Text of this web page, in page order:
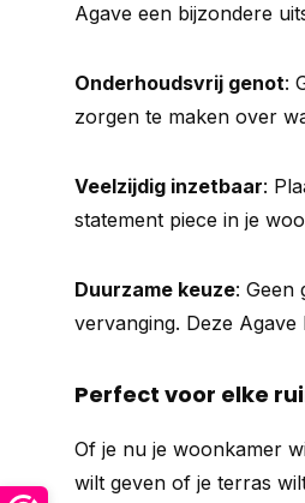
Agave een bijzondere
Onderhoudsvrij genot:
zorgen te maken over
Veelzijdig inzetbaar:
statement piece in je
Duurzame keuze: Geen
vervanging. Deze
Perfect voor elke
Of je nu je woonkamer
wilt geven of je terras